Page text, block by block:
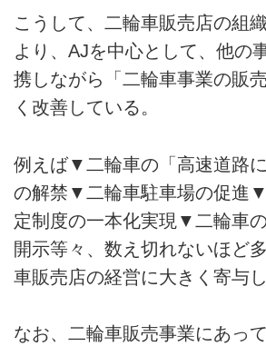
こうして、二輪車販売店の組
より、AJを中心として、他の
携しながら「二輪車事業の販
く改善している。
例えば▼二輪車の「高速道路
の解禁▼二輪車駐車場の促進
定制度の一本化実現▼二輪車
開示等々、数え切れないほど
車販売店の経営に大きく寄与し
なお、二輪車販売事業にあっ